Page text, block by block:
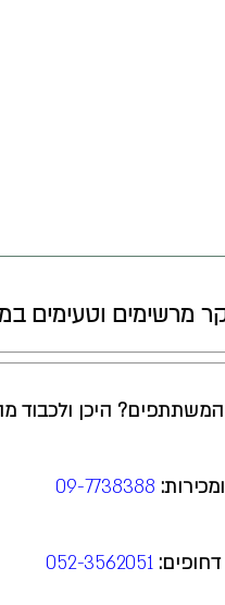
מרשימים וטעימים
היכן ולכבוד
09-7738388
052-3562051